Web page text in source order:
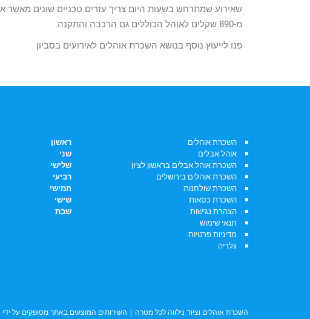
שאירוע שמתרחש בשעות היום צריך עזרים טכניים שונים
מ-890 שקלים לאוהל הכוללים גם הרכבה והתקנה.
פנו לייעוץ נוסף בנושא השכרת אוהלים לאירועים בסביון
השכרת אוהלים
אוהל אבלים
השכרת אוהל אבלים בראשון לציון
השכרת אוהלים בירושלים
השכרת שולחנות
השכרת כסאות
הצהרת נגישות
תנאי שימוש
מדיניות פרטיות
גלריה
ראשון
שני
שלישי
רביעי
חמישי
שישי
שבת
השכרת אוהלים וציוד נילווה לכל מטרה | השירותים המוצעים באתר מסופקים על ידי שובל אוהלים - ח.פ.